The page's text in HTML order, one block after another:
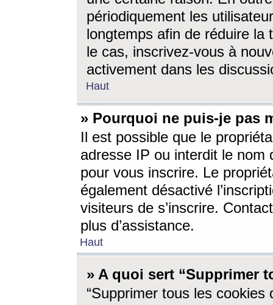
périodiquement les
longtemps afin de réduire la
le cas, inscrivez-vous à
activement dans les
Haut
» Pourquoi ne puis-je pas
Il est possible que le
adresse IP ou interdit le nom
pour vous inscrire. Le
également désactivé
visiteurs de s’inscrire.
plus d’assistance.
Haut
» A quoi sert “Supprimer
“Supprimer tous les cookies